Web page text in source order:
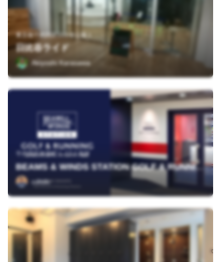
東京都千代田区日比谷公園１
日比谷ライド
Akiyoshi Karasawa
千代田区有楽町１-12-1 B2F
BEAMS & WINDS STATION GOLF & RUNNING
cdttdc